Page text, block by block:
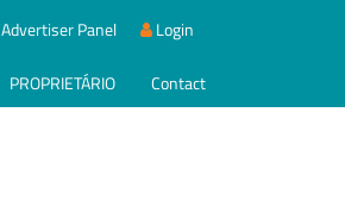
Advertiser Panel Login
PROPRIETÁRIO Contact